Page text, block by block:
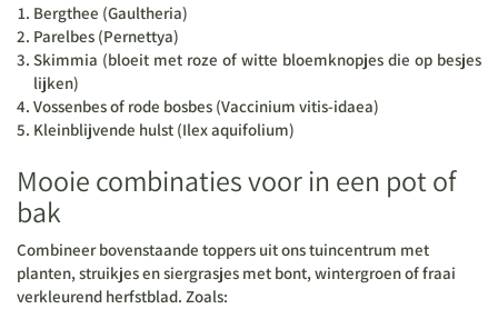
Bergthee (Gaultheria)
Parelbes (Pernettya)
Skimmia (bloeit met roze of witte bloemknopjes die op besjes
lijken)
Vossenbes of rode bosbes (Vaccinium vitis-idaea)
Kleinblijvende hulst (Ilex aquifolium)
Mooie combinaties voor in een pot of
bak
Combineer bovenstaande toppers uit ons tuincentrum met
planten, struikjes en siergrasjes met bont, wintergroen of fraai
verkleurend herfstblad. Zoals: